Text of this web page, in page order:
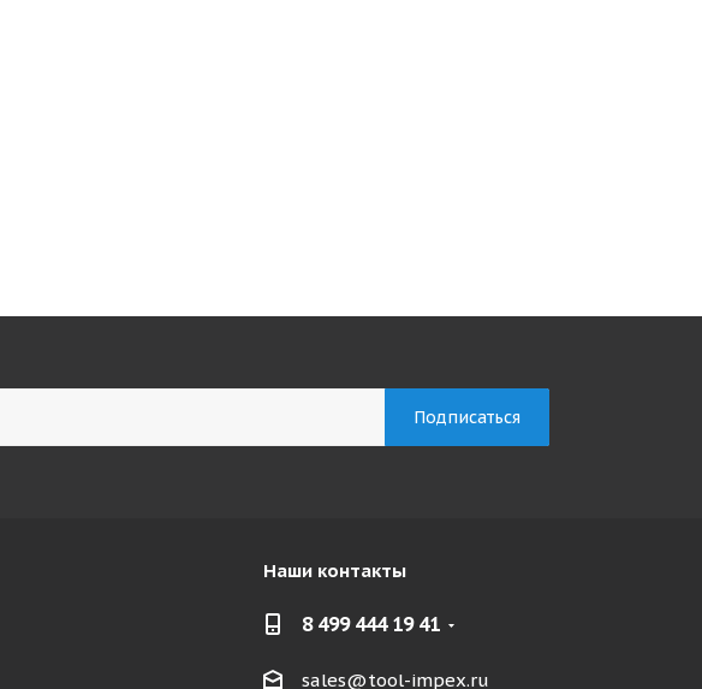
Наши контакты
8 499 444 19 41
sales@tool-impex.ru